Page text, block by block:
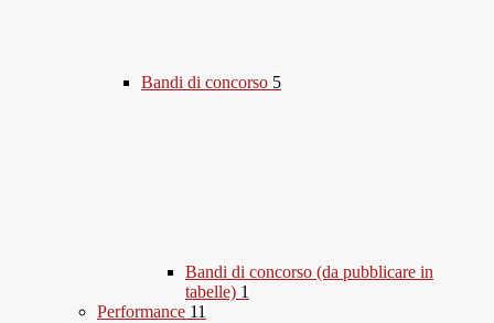
Bandi di concorso 5
Bandi di concorso (da pubblicare in
tabelle) 1
Performance 11